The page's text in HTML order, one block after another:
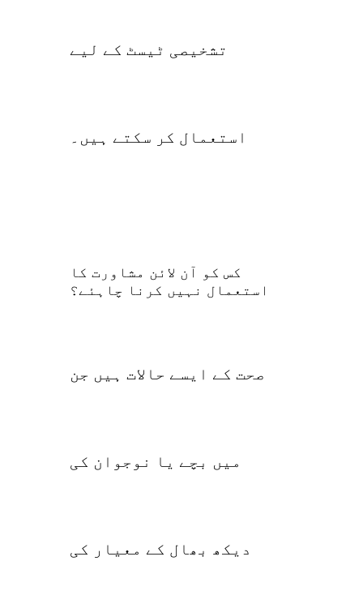
تشخیصی ٹیسٹ کے لیے
استعمال کر سکتے ہیں۔
کس کو آن لائن مشاورت کا
استعمال نہیں کرنا چاہئے؟
صحت کے ایسے حالات ہیں جن
میں بچے یا نوجوان کی
دیکھ بھال کے معیار کی